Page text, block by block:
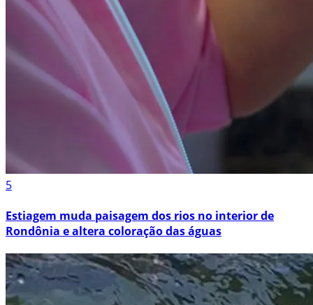
5
Estiagem muda paisagem dos rios no interior de
Rondônia e altera coloração das águas